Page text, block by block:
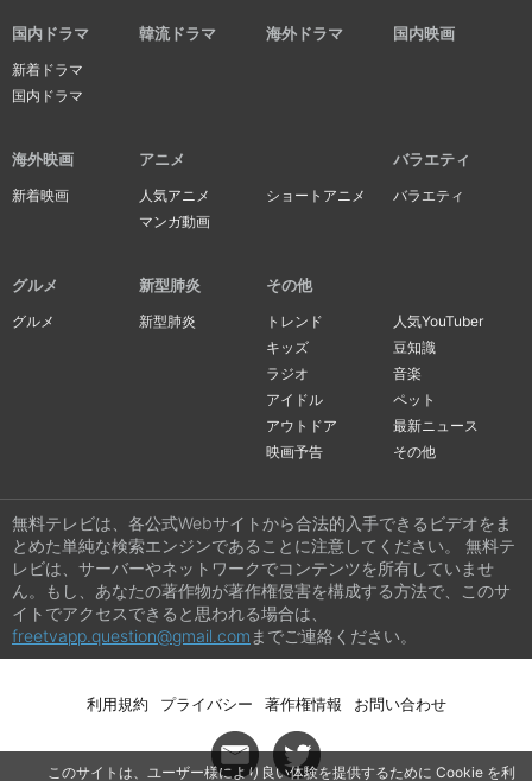
国内ドラマ
新着ドラマ
国内ドラマ
韓流ドラマ 海外ドラマ 国内映画
海外映画
新着映画
アニメ
人気アニメ
ショートアニメ
マンガ動画
バラエティ
バラエティ
グルメ
グルメ
新型肺炎
新型肺炎
その他
トレンド
人気YouTuber
キッズ
豆知識
ラジオ
音楽
アイドル
ペット
アウトドア
最新ニュース
映画予告
その他
無料テレビは、各公式Webサイトから合法的入手できるビデオをま
とめた単純な検索エンジンであることに注意してください。 無料テ
レビは、サーバーやネットワークでコンテンツを所有していませ
ん。もし、あなたの著作物が著作権侵害を構成する方法で、このサ
イトでアクセスできると思われる場合は、
freetvapp.question@gmail.com までご連絡ください。
利用規約 プライバシー 著作権情報 お問い合わせ
このサイトは、ユーザー様により良い体験を提供するために Cookie を利